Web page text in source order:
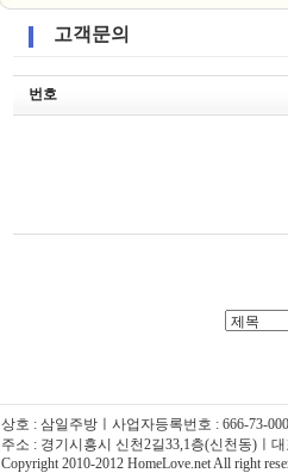
고객문의
번호
상호 : 삼일주방ㅣ사업자등록번호 : 666-73-
주소 : 경기시흥시 신천2길33,1층(신천동)ㅣ대
Copyright 2010-2012 HomeLove.net All right